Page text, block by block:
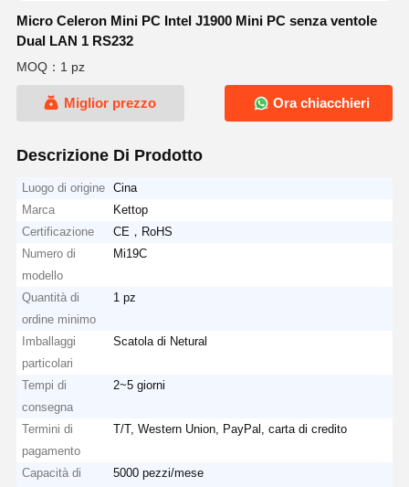
Micro Celeron Mini PC Intel J1900 Mini PC senza ventole
Dual LAN 1 RS232
MOQ：1 pz
Miglior prezzo Ora chiacchieri
Descrizione Di Prodotto
Luogo di origine
Cina
Marca
Kettop
Certificazione
CE，RoHS
Numero di
modello
Mi19C
Quantità di
ordine minimo
1 pz
Imballaggi
particolari
Scatola di Netural
Tempi di
consegna
2~5 giorni
Termini di
pagamento
T/T, Western Union, PayPal, carta di credito
Capacità di
5000 pezzi/mese